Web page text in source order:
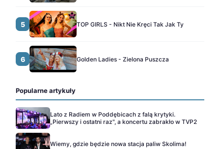
5 TOP GIRLS - Nikt Nie Kręci Tak Jak Ty
6 Golden Ladies - Zielona Puszcza
Popularne artykuły
Lato z Radiem w Poddębicach z falą krytyki.
„Pierwszy i ostatni raz", a koncertu zabrakło w TVP2
Wiemy, gdzie będzie nowa stacja paliw Skolima!